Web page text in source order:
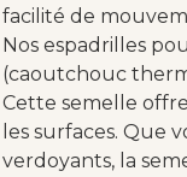
facilité de
Nos espadrilles
(caoutchouc
Cette semelle
les surfaces. Que
verdoyants, la